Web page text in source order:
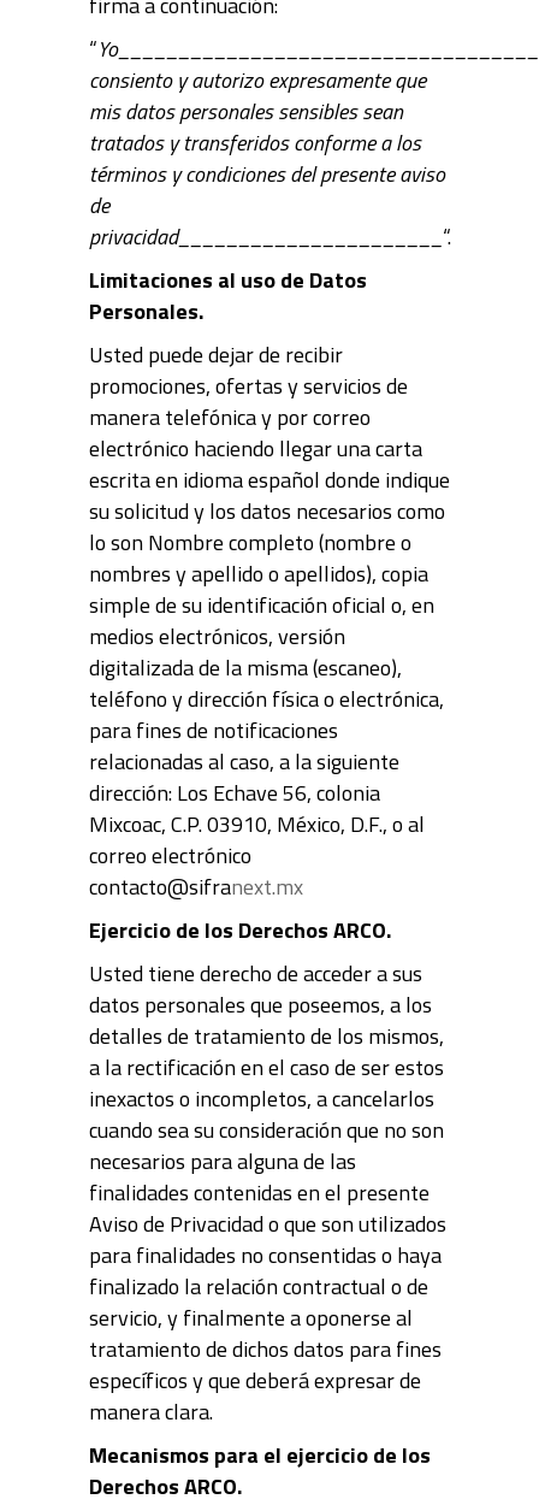
“
consiento y autorizo expresamente que
mis datos personales sensibles sean
tratados y transferidos conforme a los
términos y condiciones del presente aviso
de
privacidad______________________ “.
Limitaciones al uso de Datos
Personales.
Usted puede dejar de recibir
promociones, ofertas y servicios de
manera telefónica y por correo
electrónico haciendo llegar una carta
escrita en idioma español donde indique
su solicitud y los datos necesarios como
lo son Nombre completo (nombre o
nombres y apellido o apellidos), copia
simple de su identificación oficial o, en
medios electrónicos, versión
digitalizada de la misma (escaneo),
teléfono y dirección física o electrónica,
para fines de notificaciones
relacionadas al caso, a la siguiente
dirección: Los Echave 56, colonia
Mixcoac, C.P. 03910, México, D.F., o al
correo electrónico
contacto@sifranext.mx
Ejercicio de los Derechos ARCO.
Usted tiene derecho de acceder a sus
datos personales que poseemos, a los
detalles de tratamiento de los mismos,
a la rectificación en el caso de ser estos
inexactos o incompletos, a cancelarlos
cuando sea su consideración que no son
necesarios para alguna de las
finalidades contenidas en el presente
Aviso de Privacidad o que son utilizados
para finalidades no consentidas o haya
finalizado la relación contractual o de
servicio, y finalmente a oponerse al
tratamiento de dichos datos para fines
específicos y que deberá expresar de
manera clara.
Mecanismos para el ejercicio de los
Derechos ARCO.